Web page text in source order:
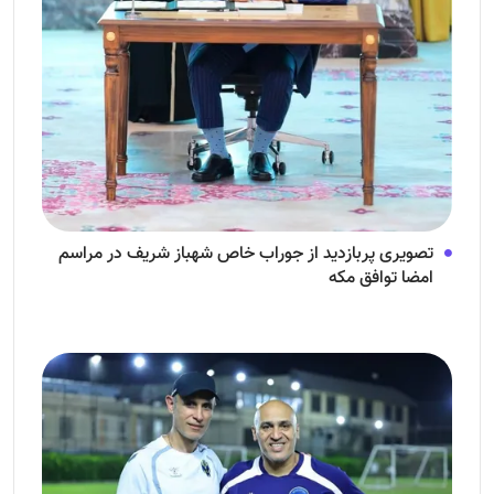
تصویری پربازدید از جوراب‌ خاص شهباز شریف در مراسم
امضا توافق‌ مکه